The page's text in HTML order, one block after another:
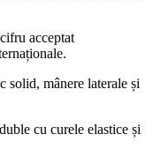
acceptat
solid, mânere laterale și
cu curele elastice și